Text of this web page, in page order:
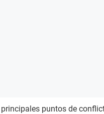
principales puntos de